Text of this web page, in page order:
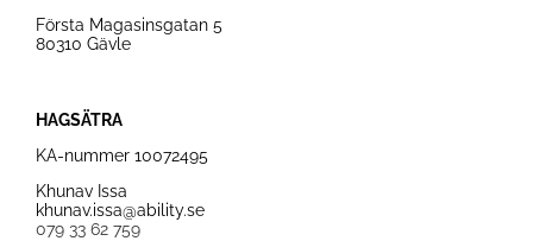
Första Magasinsgatan 5
80310 Gävle
HAGSÄTRA
KA-nummer 10072495
Khunav Issa
khunav.issa@ability.se
079 33 62 759